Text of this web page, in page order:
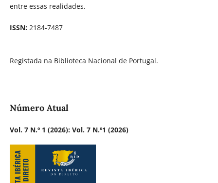
entre essas realidades.
ISSN:2184-7487
Registada na Biblioteca Nacional de Portugal.
Número Atual
Vol. 7 N.º 1 (2026): Vol. 7 N.º1 (2026)